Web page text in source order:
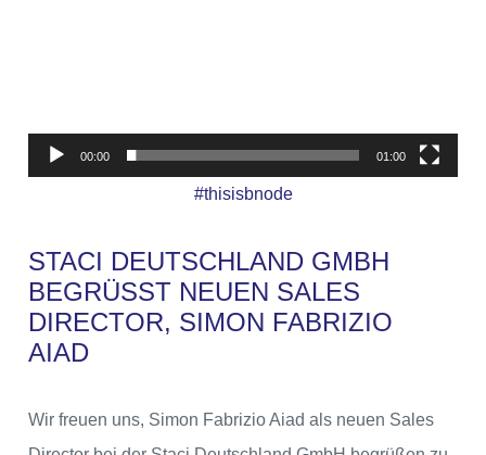
00:00 01:00
#thisisbnode
STACI DEUTSCHLAND GMBH
BEGRÜSST NEUEN SALES D
IRECTOR, SIMON FABRIZIO A
IAD
Wir freuen uns, Simon Fabrizio Aiad als neuen Sales